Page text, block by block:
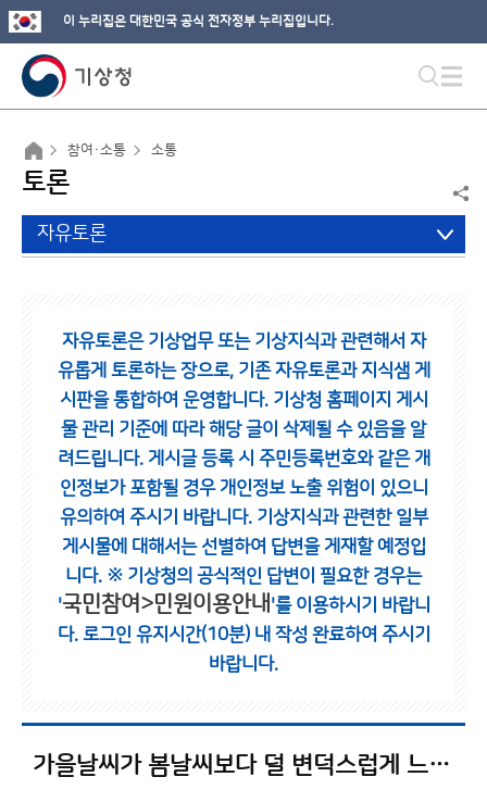
이 누리집은 대한민국 공식 전자정부 누리집입니다.
참여·소통 소통
토론
자유토론
자유토론은 기상업무 또는 기상지식과 관련해서 자
유롭게 토론하는 장으로, 기존 자유토론과 지식샘 게
시판을 통합하여 운영합니다. 기상청 홈페이지 게시
물 관리 기준에 따라 해당 글이 삭제될 수 있음을 알
려드립니다. 게시글 등록 시 주민등록번호와 같은 개
인정보가 포함될 경우 개인정보 노출 위험이 있으니
유의하여 주시기 바랍니다. 기상지식과 관련한 일부
게시물에 대해서는 선별하여 답변을 게재할 예정입
니다. ※ 기상청의 공식적인 답변이 필요한 경우는
'국민참여>민원이용안내 '를 이용하시기 바랍니
다. 로그인 유지시간(10분) 내 작성 완료하여 주시기
바랍니다.
가을날씨가 봄날씨보다 덜 변덕스럽게 느껴지는 이유